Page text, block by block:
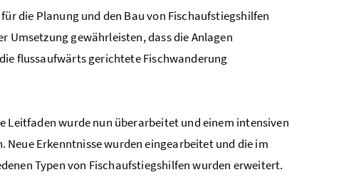
die Planung und den Bau von Fischaufstiegshilfen
Umsetzung gewährleisten, dass die Anlagen
flussaufwärts gerichtete Fischwanderung
Leitfaden wurde nun überarbeitet und einem intensiven
Neue Erkenntnisse wurden eingearbeitet und die im
Typen von Fischaufstiegshilfen wurden erweitert.